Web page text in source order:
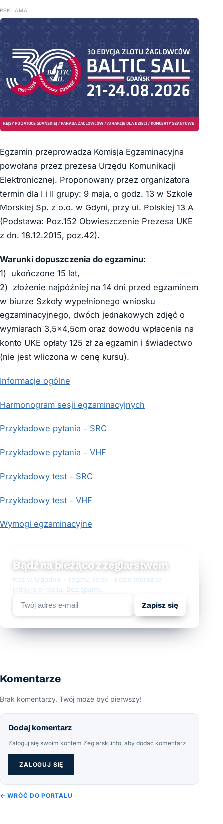
REKLAMA
Egzamin przeprowadza Komisja Egzaminacyjna
powołana przez prezesa Urzędu Komunikacji
Elektronicznej. Proponowany przez organizatora
termin dla I i II grupy: 9 maja, o godz. 13 w Szkole
Morskiej Sp. z o.o. w Gdyni, przy ul. Polskiej 13 A
(Podstawa: Poz.152 Obwieszczenie Prezesa UKE
z dn. 18.12.2015, poz.42).
Warunki dopuszczenia do egzaminu:
1) ukończone 15 lat,
2) złożenie najpóźniej na 14 dni przed egzaminem
w biurze Szkoły wypełnionego wniosku
egzaminacyjnego, dwóch jednakowych zdjęć o
wymiarach 3,5×4,5cm oraz dowodu wpłacenia na
konto UKE opłaty 125 zł za egzamin i świadectwo
(nie jest wliczona w cenę kursu).
Informacje ogólne
Harmonogram sesji egzaminacyjnych
Przykładowe pytania – SRC
Przykładowe pytania – VHF
Przykładowy test – SRC
Przykładowy test – VHF
Wymogi egzaminacyjne
Bądź na bieżąco z żeglarstwem
Raz w tygodniu - regaty, rejsy i ludzie morza w
jednym e-mailu. Bez spamu.
Zapisz się
Komentarze
Brak komentarzy. Twój może być pierwszy!
Dodaj komentarz
Zaloguj się swoim kontem Żeglarski.info, aby dodać komentarz.
ZALOGUJ SIĘ
← WRÓĆ DO PORTALU